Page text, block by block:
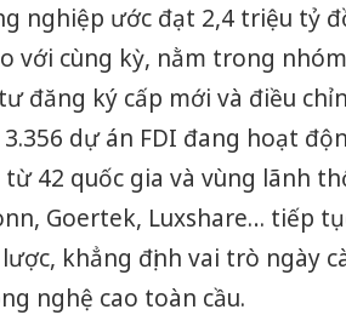
nghiệp ước đạt 2,4 triệu tỷ
với cùng kỳ, nằm trong
đăng ký cấp mới và điều
3.356 dự án FDI đang hoạt
từ 42 quốc gia và vùng lãnh
Goertek, Luxshare… tiếp
khẳng định vai trò ngày
nghệ cao toàn cầu.